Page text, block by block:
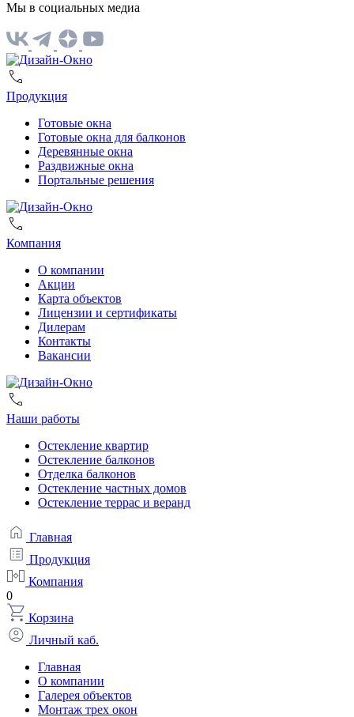
Мы в социальных медиа
Продукция
Готовые окна
Готовые окна для балконов
Деревянные окна
Раздвижные окна
Портальные решения
Компания
О компании
Акции
Карта объектов
Лицензии и сертификаты
Дилерам
Контакты
Вакансии
Наши работы
Остекление квартир
Остекление балконов
Отделка балконов
Остекление частных домов
Остекление террас и веранд
Главная
Продукция
Компания
0
Корзина
Личный каб.
Главная
О компании
Галерея объектов
Монтаж трех окон